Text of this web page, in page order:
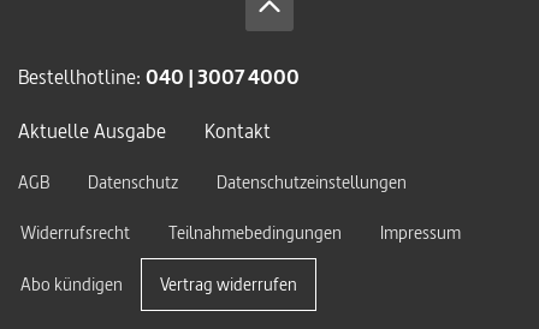
Bestellhotline: 040 | 3007 4000
Aktuelle Ausgabe
Kontakt
AGB Datenschutz
Datenschutzeinstellungen
Widerrufsrecht
Teilnahmebedingungen Impressum
Abo kündigen Vertrag widerrufen